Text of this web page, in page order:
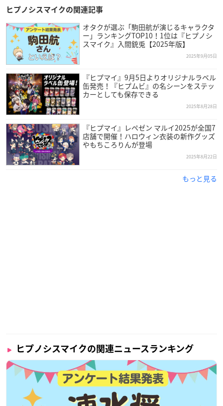
ヒプノシスマイクの関連記事
オタクが選ぶ「駒田航が演じるキャラクタ
ー」ランキングTOP10！1位は『ヒプノシ
スマイク』入間銃兎【2025年版】
2025年9月05日
『ヒプマイ』9月5日よりオリジナルラベル
缶発売！『ヒプムビ』の名シーンをステッ
カーとしても保存できる
2025年8月28日
『ヒプマイ』レペゼン マルイ2025が全国7
店舗で開催！ハロウィン衣装の新作グッズ
やもちころりんが登場
2025年8月22日
もっと見る
ヒプノシスマイクの関連ニュースランキング